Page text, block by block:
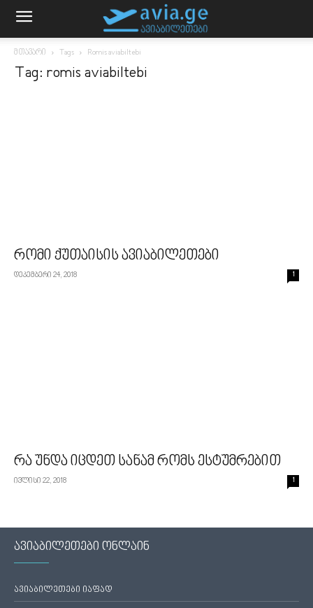
მთავარი Tags Romis aviabiltebi
Tag: romis aviabiltebi
რომი ქუთაისის ავიაბილეთები
დეკემბერი 24, 2018 1
რა უნდა იცდეთ სანამ რომს ესტუმრებით
ივლისი 22, 2018 1
ავიაბილეთები ონლაინ
ავიაბილეთები იაფად